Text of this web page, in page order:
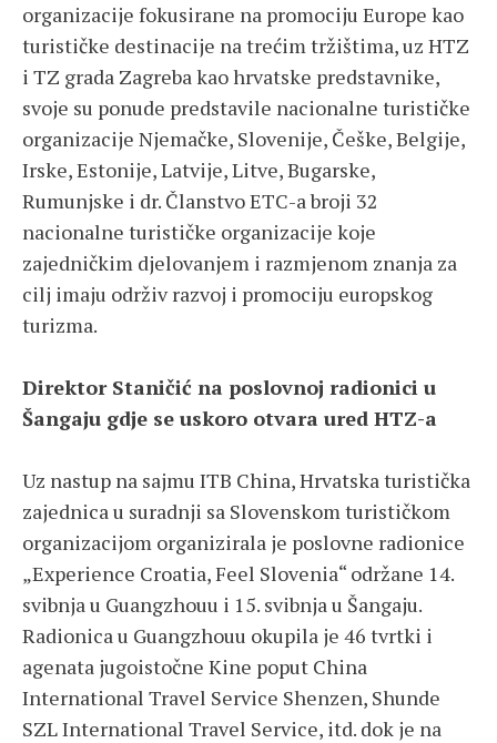
organizacije fokusirane na promociju Europe kao
turističke destinacije na trećim tržištima, uz HTZ
i TZ grada Zagreba kao hrvatske predstavnike,
svoje su ponude predstavile nacionalne turističke
organizacije Njemačke, Slovenije, Češke, Belgije,
Irske, Estonije, Latvije, Litve, Bugarske,
Rumunjske i dr. Članstvo ETC-a broji 32
nacionalne turističke organizacije koje
zajedničkim djelovanjem i razmjenom znanja za
cilj imaju održiv razvoj i promociju europskog
turizma.
Direktor Staničić na poslovnoj radionici u
Šangaju gdje se uskoro otvara ured HTZ-a
Uz nastup na sajmu ITB China, Hrvatska turistička
zajednica u suradnji sa Slovenskom turističkom
organizacijom organizirala je poslovne radionice
„Experience Croatia, Feel Slovenia“ održane 14.
svibnja u Guangzhouu i 15. svibnja u Šangaju.
Radionica u Guangzhouu okupila je 46 tvrtki i
agenata jugoistočne Kine poput China
International Travel Service Shenzen, Shunde
SZL International Travel Service, itd. dok je na